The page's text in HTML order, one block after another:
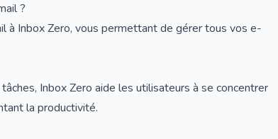
?
à Inbox Zero, vous permettant de gérer tous vos e-
Inbox Zero aide les utilisateurs à se concentrer
la productivité.